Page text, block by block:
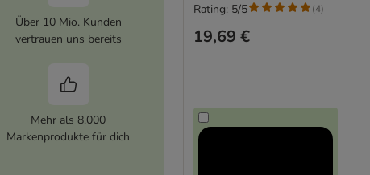
Über 10 Mio. Kunden
vertrauen uns bereits
Mehr als 8.000
Markenprodukte für dich
19,69 €
Rating: 5/5 (4)